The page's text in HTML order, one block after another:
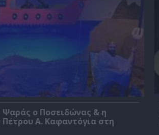
ο Ποσειδώνας & η
Α. Καφαντόγια στη